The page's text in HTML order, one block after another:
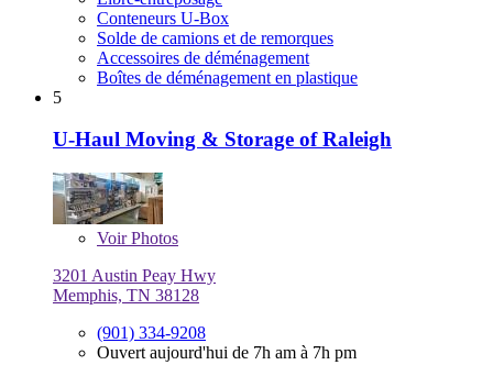
Conteneurs U-Box
Solde de camions et de remorques
Accessoires de déménagement
Boîtes de déménagement en plastique
5
U-Haul Moving & Storage of Raleigh
VoirPhotos
3201 Austin Peay Hwy
Memphis, TN 38128
(901) 334-9208
Ouvert aujourd'hui de 7h am à 7h pm